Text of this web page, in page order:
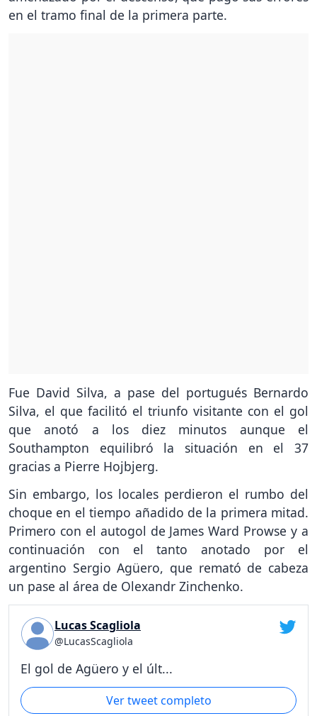
en el tramo final de la primera parte.
Fue David Silva, a pase del portugués Bernardo
Silva, el que facilitó el triunfo visitante con el gol
que anotó a los diez minutos aunque el
Southampton equilibró la situación en el 37
gracias a Pierre Hojbjerg.
Sin embargo, los locales perdieron el rumbo del
choque en el tiempo añadido de la primera mitad.
Primero con el autogol de James Ward Prowse y a
continuación con el tanto anotado por el
argentino Sergio Agüero, que remató de cabeza
un pase al área de Olexandr Zinchenko.
Lucas Scagliola
@LucasScagliola
El gol de Agüero y el últ...
Ver tweet completo